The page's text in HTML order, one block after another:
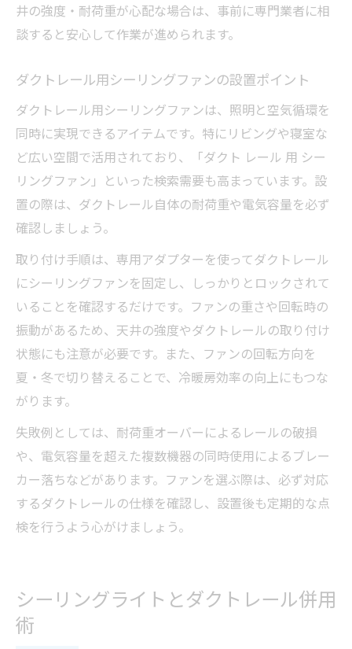
井の強度・耐荷重が心配な場合は、事前に専門業者に相
談すると安心して作業が進められます。
ダクトレール用シーリングファンの設置ポイント
ダクトレール用シーリングファンは、照明と空気循環を
同時に実現できるアイテムです。特にリビングや寝室な
ど広い空間で活用されており、「ダクト レール 用 シー
リングファン」といった検索需要も高まっています。設
置の際は、ダクトレール自体の耐荷重や電気容量を必ず
確認しましょう。
取り付け手順は、専用アダプターを使ってダクトレール
にシーリングファンを固定し、しっかりとロックされて
いることを確認するだけです。ファンの重さや回転時の
振動があるため、天井の強度やダクトレールの取り付け
状態にも注意が必要です。また、ファンの回転方向を
夏・冬で切り替えることで、冷暖房効率の向上にもつな
がります。
失敗例としては、耐荷重オーバーによるレールの破損
や、電気容量を超えた複数機器の同時使用によるブレー
カー落ちなどがあります。ファンを選ぶ際は、必ず対応
するダクトレールの仕様を確認し、設置後も定期的な点
検を行うよう心がけましょう。
シーリングライトとダクトレール併用
術